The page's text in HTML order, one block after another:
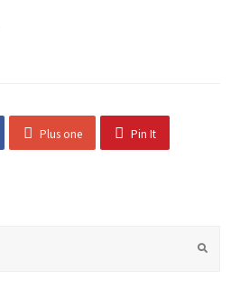
Plus one Pin It
Submit